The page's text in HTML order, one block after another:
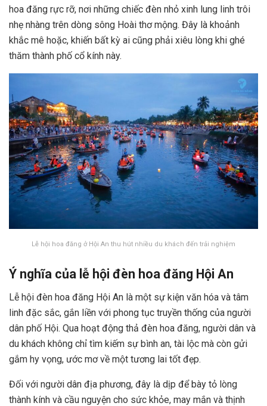
hoa đăng rực rỡ, nơi những chiếc đèn nhỏ xinh lung linh trôi
nhẹ nhàng trên dòng sông Hoài thơ mộng. Đây là khoảnh
khắc mê hoặc, khiến bất kỳ ai cũng phải xiêu lòng khi ghé
thăm thành phố cổ kính này.
Lễ hội hoa đăng ở Hội An thu hút nhiều du khách đến trải nghiệm
Ý nghĩa của lễ hội đèn hoa đăng Hội An
Lễ hội đèn hoa đăng Hội An là một sự kiện văn hóa và tâm
linh đặc sắc, gắn liền với phong tục truyền thống của người
dân phố Hội. Qua hoạt động thả đèn hoa đăng, người dân và
du khách không chỉ tìm kiếm sự bình an, tài lộc mà còn gửi
gắm hy vọng, ước mơ về một tương lai tốt đẹp.
Đối với người dân địa phương, đây là dịp để bày tỏ lòng
thành kính và cầu nguyện cho sức khỏe, may mắn và thịnh